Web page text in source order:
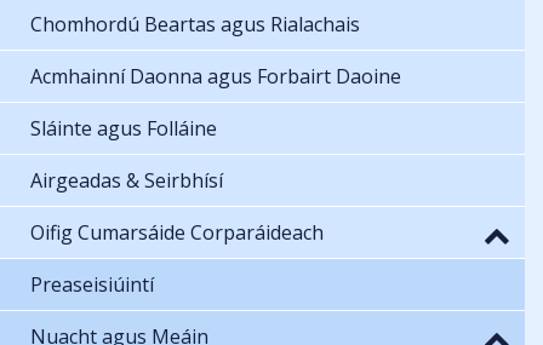
Chomhordú Beartas agus Rialachais
Acmhainní Daonna agus Forbairt Daoine
Sláinte agus Folláine
Airgeadas & Seirbhísí
Oifig Cumarsáide Corparáideach
Preaseisiúintí
Nuacht agus Meáin